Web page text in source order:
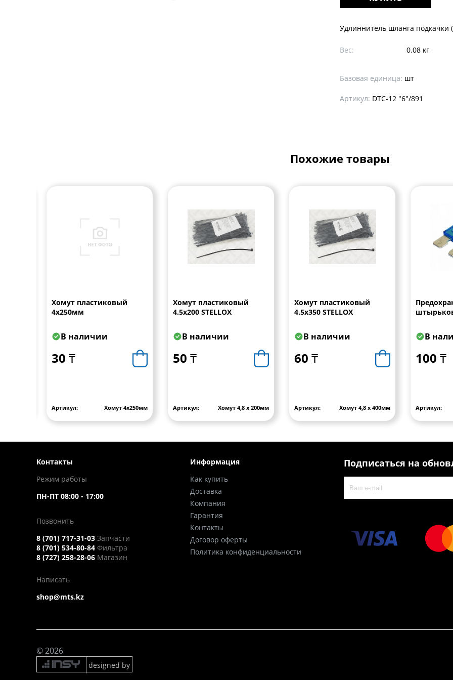
Удлиннитель шланга подкачки
Вес: 0.08 кг
Базовая единица: шт
Артикул: DTC-12 "6"/891
Похожие товары
Хомут пластиковый
4х250мм
В наличии
30 ₸
Артикул: Хомут 4х250мм
Хомут пластиковый
4.5х200 STELLOX
В наличии
50 ₸
Артикул: Хомут 4,8 х 200мм
Хомут пластиковый
4.5х350 STELLOX
В наличии
60 ₸
Артикул: Хомут 4,8 х 400мм
В
100 ₸
Артикул:
Контакты
Режим работы
ПН-ПТ 08:00 - 17:00
Позвонить
8 (701) 717-31-03 Запчасти
8 (701) 534-80-84 Фильтра
8 (727) 258-28-06 Магазин
Написать
shop@mts.kz
Информация
Как купить
Доставка
Компания
Гарантия
Контакты
Договор оферты
Политика конфиденциальности
Подписаться на
© 2026
designed by